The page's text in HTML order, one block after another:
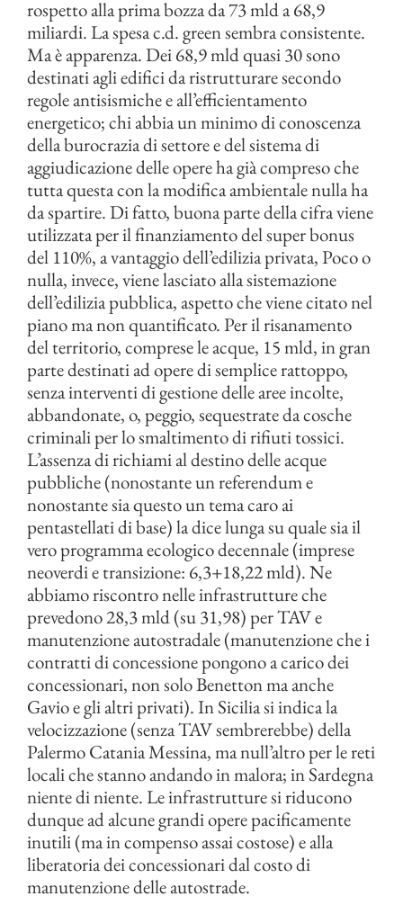
rospetto alla prima bozza da 73 mld a 68,9
miliardi. La spesa c.d. green sembra consistente.
Ma è apparenza. Dei 68,9 mld quasi 30 sono
destinati agli edifici da ristrutturare secondo
regole antisismiche e all’efficientamento
energetico; chi abbia un minimo di conoscenza
della burocrazia di settore e del sistema di
aggiudicazione delle opere ha già compreso che
tutta questa con la modifica ambientale nulla ha
da spartire. Di fatto, buona parte della cifra viene
utilizzata per il finanziamento del super bonus
del 110%, a vantaggio dell’edilizia privata, Poco o
nulla, invece, viene lasciato alla sistemazione
dell’edilizia pubblica, aspetto che viene citato nel
piano ma non quantificato. Per il risanamento
del territorio, comprese le acque, 15 mld, in gran
parte destinati ad opere di semplice rattoppo,
senza interventi di gestione delle aree incolte,
abbandonate, o, peggio, sequestrate da cosche
criminali per lo smaltimento di rifiuti tossici.
L’assenza di richiami al destino delle acque
pubbliche (nonostante un referendum e
nonostante sia questo un tema caro ai
pentastellati di base) la dice lunga su quale sia il
vero programma ecologico decennale (imprese
neoverdi e transizione: 6,3+18,22 mld). Ne
abbiamo riscontro nelle infrastrutture che
prevedono 28,3 mld (su 31,98) per TAV e
manutenzione autostradale (manutenzione che i
contratti di concessione pongono a carico dei
concessionari, non solo Benetton ma anche
Gavio e gli altri privati). In Sicilia si indica la
velocizzazione (senza TAV sembrerebbe) della
Palermo Catania Messina, ma null’altro per le reti
locali che stanno andando in malora; in Sardegna
niente di niente. Le infrastrutture si riducono
dunque ad alcune grandi opere pacificamente
inutili (ma in compenso assai costose) e alla
liberatoria dei concessionari dal costo di
manutenzione delle autostrade.